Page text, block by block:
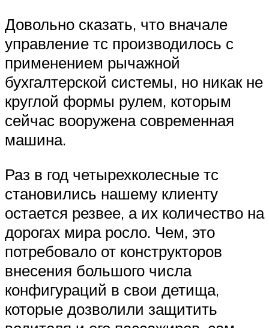
Довольно сказать, что вначале
управление тс производилось с
применением рычажной
бухгалтерской системы, но никак не
круглой формы рулем, которым
сейчас вооружена современная
машина.
Раз в год четырехколесные тс
становились нашему клиенту
остается резвее, а их количество на
дорогах мира росло. Чем, это
потребовало от конструкторов
внесения большого числа
конфигураций в свои детища,
которые дозволили защитить